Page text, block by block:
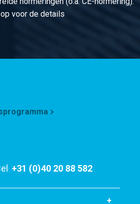
voor de details
+31 (0)40 20 88 582